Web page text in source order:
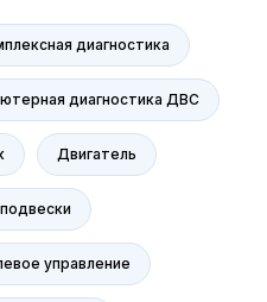
диагностика
диагностика ДВС
Двигатель
управление